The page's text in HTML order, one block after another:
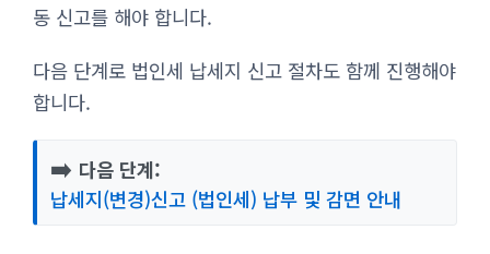
동 신고를 해야 합니다.
다음 단계로 법인세 납세지 신고 절차도 함께 진행해야
합니다.
➡️ 다음 단계:
납세지(변경)신고 (법인세) 납부 및 감면 안내